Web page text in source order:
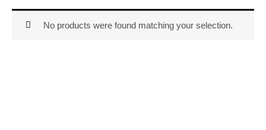
No products were found matching your selection.